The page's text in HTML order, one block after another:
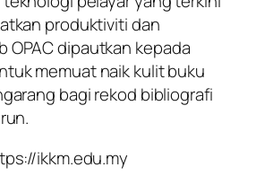
produktiviti dan
OPAC dipautkan kepada
memuat naik kulit buku
bagi rekod bibliografi
ikkm.edu.my